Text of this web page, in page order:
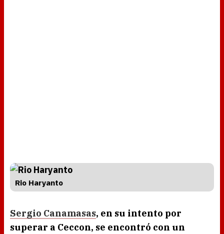
Rio Haryanto
Sergio Canamasas, en su intento por
superar a Ceccon, se encontró con un